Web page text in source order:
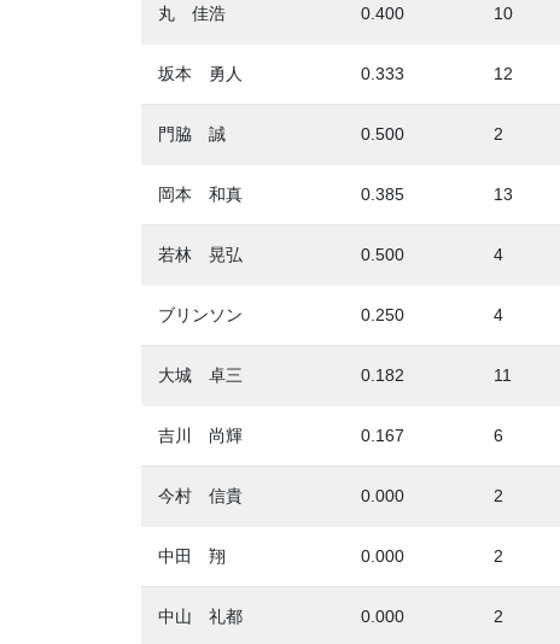
丸 佳浩 0.400 10
坂本 勇人 0.333 12
門脇 誠 0.500 2
岡本 和真 0.385 13
若林 晃弘 0.500 4
ブリンソン 0.250 4
大城 卓三 0.182 11
吉川 尚輝 0.167 6
今村 信貴 0.000 2
中田 翔 0.000 2
中山 礼都 0.000 2